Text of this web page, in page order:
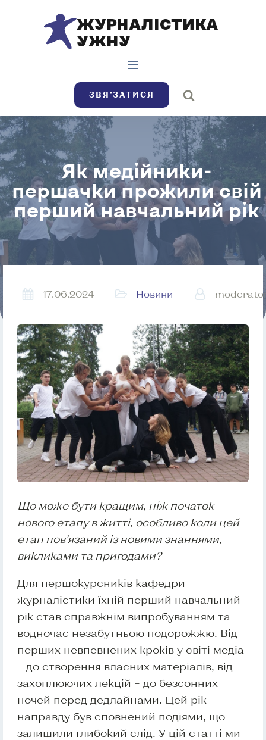
ЖУРНАЛІСТИКА
УЖНУ
ЗВЯ’ЗАТИСЯ
Як медійники-
першачки прожили свій
перший навчальний рік
17.06.2024 Новини
Що може бути кращим, ніж початок
нового етапу в житті, особливо коли цей
етап пов’язаний із новими знаннями,
викликами та пригодами?
Для першокурсників кафедри
журналістики їхній перший навчальний
рік став справжнім випробуванням та
водночас незабутньою подорожжю. Від
перших невпевнених кроків у світі медіа
– до створення власних матеріалів, від
захоплюючих лекцій – до безсонних
ночей перед дедлайнами. Цей рік
направду був сповнений подіями, що
залишили глибокий слід. У цій статті ми